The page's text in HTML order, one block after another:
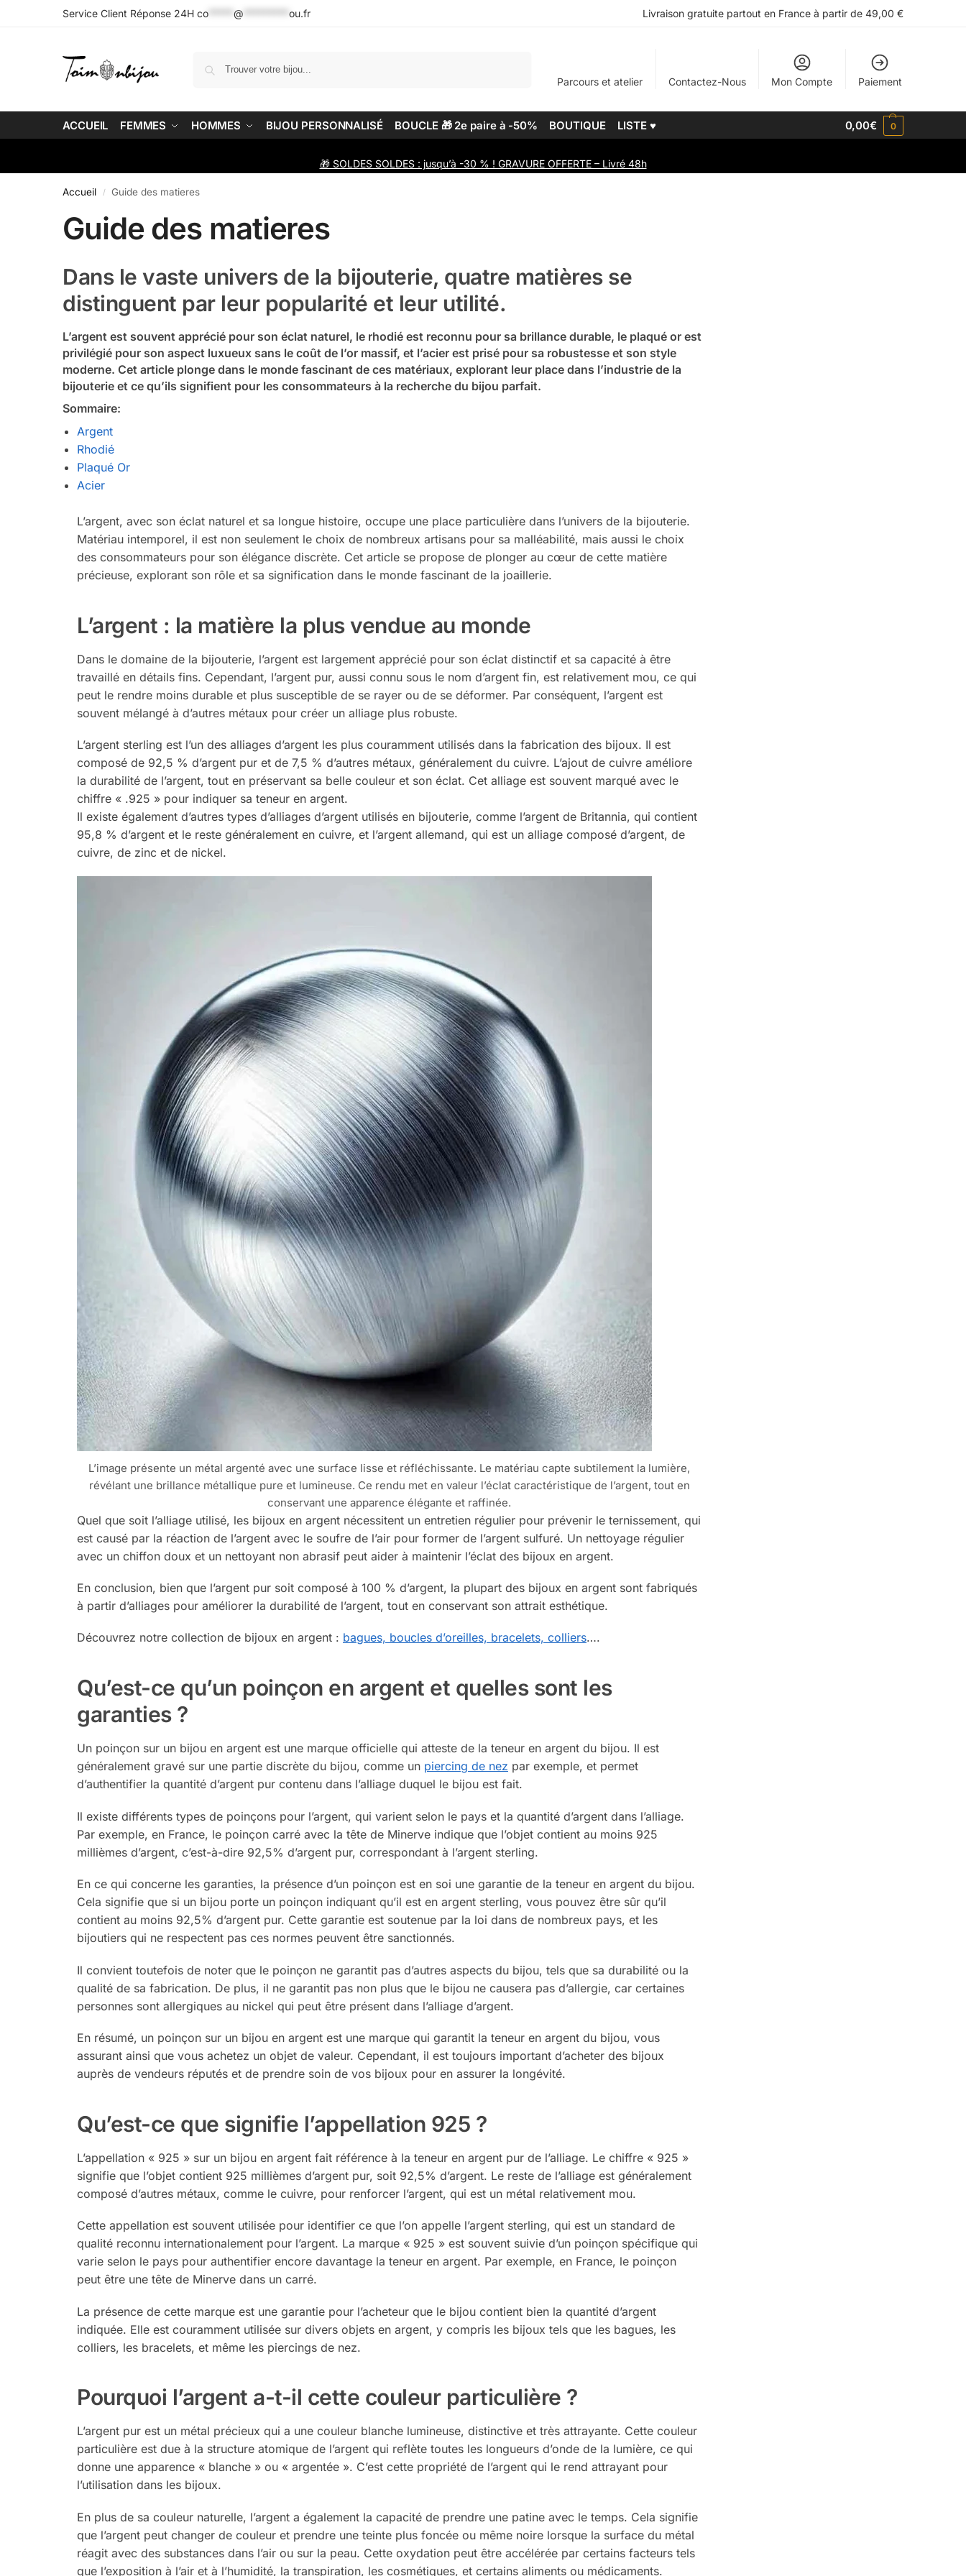
Service Client Réponse 24H co @ ou.fr Livraison gratuite partout en France à partir de 49,00 €
Parcours et atelier Contactez-Nous Mon Compte Paiement
ACCUEIL FEMMES HOMMES BIJOU PERSONNALISÉ BOUCLE 🎁 2e paire à -50% BOUTIQUE LISTE ♥ 0,00€ 0
🎁 SOLDES SOLDES : jusqu’à -30 % ! GRAVURE OFFERTE – Livré 48h
Accueil / Guide des matieres
Guide des matieres
Dans le vaste univers de la bijouterie, quatre matières se
distinguent par leur popularité et leur utilité.
L’argent est souvent apprécié pour son éclat naturel, le rhodié est reconnu pour sa brillance durable, le plaqué or est
privilégié pour son aspect luxueux sans le coût de l’or massif, et l’acier est prisé pour sa robustesse et son style
moderne. Cet article plonge dans le monde fascinant de ces matériaux, explorant leur place dans l’industrie de la
bijouterie et ce qu’ils signifient pour les consommateurs à la recherche du bijou parfait.
Sommaire:
Argent
Rhodié
Plaqué Or
Acier
L’argent, avec son éclat naturel et sa longue histoire, occupe une place particulière dans l’univers de la bijouterie.
Matériau intemporel, il est non seulement le choix de nombreux artisans pour sa malléabilité, mais aussi le choix
des consommateurs pour son élégance discrète. Cet article se propose de plonger au cœur de cette matière
précieuse, explorant son rôle et sa signification dans le monde fascinant de la joaillerie.
L’argent : la matière la plus vendue au monde
Dans le domaine de la bijouterie, l’argent est largement apprécié pour son éclat distinctif et sa capacité à être
travaillé en détails fins. Cependant, l’argent pur, aussi connu sous le nom d’argent fin, est relativement mou, ce qui
peut le rendre moins durable et plus susceptible de se rayer ou de se déformer. Par conséquent, l’argent est
souvent mélangé à d’autres métaux pour créer un alliage plus robuste.
L’argent sterling est l’un des alliages d’argent les plus couramment utilisés dans la fabrication des bijoux. Il est
composé de 92,5 % d’argent pur et de 7,5 % d’autres métaux, généralement du cuivre. L’ajout de cuivre améliore
la durabilité de l’argent, tout en préservant sa belle couleur et son éclat. Cet alliage est souvent marqué avec le
chiffre « .925 » pour indiquer sa teneur en argent.
Il existe également d’autres types d’alliages d’argent utilisés en bijouterie, comme l’argent de Britannia, qui contient
95,8 % d’argent et le reste généralement en cuivre, et l’argent allemand, qui est un alliage composé d’argent, de
cuivre, de zinc et de nickel.
L’image présente un métal argenté avec une surface lisse et réfléchissante. Le matériau capte subtilement la lumière,
révélant une brillance métallique pure et lumineuse. Ce rendu met en valeur l’éclat caractéristique de l’argent, tout en
conservant une apparence élégante et raffinée.
Quel que soit l’alliage utilisé, les bijoux en argent nécessitent un entretien régulier pour prévenir le ternissement, qui
est causé par la réaction de l’argent avec le soufre de l’air pour former de l’argent sulfuré. Un nettoyage régulier
avec un chiffon doux et un nettoyant non abrasif peut aider à maintenir l’éclat des bijoux en argent.
En conclusion, bien que l’argent pur soit composé à 100 % d’argent, la plupart des bijoux en argent sont fabriqués
à partir d’alliages pour améliorer la durabilité de l’argent, tout en conservant son attrait esthétique.
Découvrez notre collection de bijoux en argent : bagues, boucles d’oreilles, bracelets, colliers….
Qu’est-ce qu’un poinçon en argent et quelles sont les
garanties ?
Un poinçon sur un bijou en argent est une marque officielle qui atteste de la teneur en argent du bijou. Il est
généralement gravé sur une partie discrète du bijou, comme un piercing de nez par exemple, et permet
d’authentifier la quantité d’argent pur contenu dans l’alliage duquel le bijou est fait.
Il existe différents types de poinçons pour l’argent, qui varient selon le pays et la quantité d’argent dans l’alliage.
Par exemple, en France, le poinçon carré avec la tête de Minerve indique que l’objet contient au moins 925
millièmes d’argent, c’est-à-dire 92,5% d’argent pur, correspondant à l’argent sterling.
En ce qui concerne les garanties, la présence d’un poinçon est en soi une garantie de la teneur en argent du bijou.
Cela signifie que si un bijou porte un poinçon indiquant qu’il est en argent sterling, vous pouvez être sûr qu’il
contient au moins 92,5% d’argent pur. Cette garantie est soutenue par la loi dans de nombreux pays, et les
bijoutiers qui ne respectent pas ces normes peuvent être sanctionnés.
Il convient toutefois de noter que le poinçon ne garantit pas d’autres aspects du bijou, tels que sa durabilité ou la
qualité de sa fabrication. De plus, il ne garantit pas non plus que le bijou ne causera pas d’allergie, car certaines
personnes sont allergiques au nickel qui peut être présent dans l’alliage d’argent.
En résumé, un poinçon sur un bijou en argent est une marque qui garantit la teneur en argent du bijou, vous
assurant ainsi que vous achetez un objet de valeur. Cependant, il est toujours important d’acheter des bijoux
auprès de vendeurs réputés et de prendre soin de vos bijoux pour en assurer la longévité.
Qu’est-ce que signifie l’appellation 925 ?
L’appellation « 925 » sur un bijou en argent fait référence à la teneur en argent pur de l’alliage. Le chiffre « 925 »
signifie que l’objet contient 925 millièmes d’argent pur, soit 92,5% d’argent. Le reste de l’alliage est généralement
composé d’autres métaux, comme le cuivre, pour renforcer l’argent, qui est un métal relativement mou.
Cette appellation est souvent utilisée pour identifier ce que l’on appelle l’argent sterling, qui est un standard de
qualité reconnu internationalement pour l’argent. La marque « 925 » est souvent suivie d’un poinçon spécifique qui
varie selon le pays pour authentifier encore davantage la teneur en argent. Par exemple, en France, le poinçon
peut être une tête de Minerve dans un carré.
La présence de cette marque est une garantie pour l’acheteur que le bijou contient bien la quantité d’argent
indiquée. Elle est couramment utilisée sur divers objets en argent, y compris les bijoux tels que les bagues, les
colliers, les bracelets, et même les piercings de nez.
Pourquoi l’argent a-t-il cette couleur particulière ?
L’argent pur est un métal précieux qui a une couleur blanche lumineuse, distinctive et très attrayante. Cette couleur
particulière est due à la structure atomique de l’argent qui reflète toutes les longueurs d’onde de la lumière, ce qui
donne une apparence « blanche » ou « argentée ». C’est cette propriété de l’argent qui le rend attrayant pour
l’utilisation dans les bijoux.
En plus de sa couleur naturelle, l’argent a également la capacité de prendre une patine avec le temps. Cela signifie
que l’argent peut changer de couleur et prendre une teinte plus foncée ou même noire lorsque la surface du métal
réagit avec des substances dans l’air ou sur la peau. Cette oxydation peut être accélérée par certains facteurs tels
que l’exposition à l’air et à l’humidité, la transpiration, les cosmétiques, et certains aliments ou médicaments.